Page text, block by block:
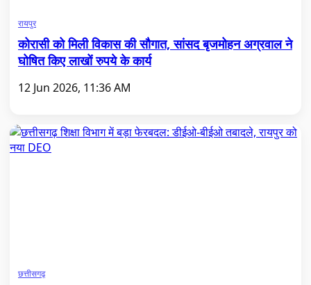
रायपुर
कोरासी को मिली विकास की सौगात, सांसद बृजमोहन अग्रवाल ने
घोषित किए लाखों रुपये के कार्य
12 Jun 2026, 11:36 AM
छत्तीसगढ़